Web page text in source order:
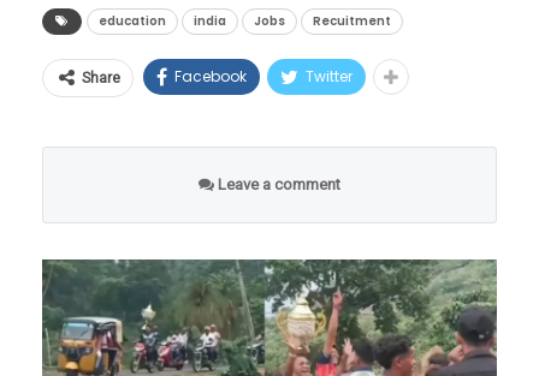
या ऐतिहासिक निर्णयाचे वित्तीय क्षेत्रातील तज्ज्ञांनी
स्वागत केले आहे. ‘रेडो-क्यू’ (RedoQ) चे मुख्य
“भारतातील कोट्यवधी पगारदार कर्मचाऱ्यांसाठी पीएफ
ही त्यांची सर्वात मोठी वित्तीय मालमत्ता आहे. ही रक्कम
त्यांच्या स्वतःच्या पैशांवर अधिक नियंत्रण मिळेल.
आणीबाणीच्या काळात तात्काळ रोखता (Liquidity)
उपलब्ध करून देणारा हा निर्णय देशाच्या डिजिटल
हस्तगत केली आणि देशाला एका अंधाऱ्या खाईत लोटले.
१९७१ मध्ये त्याने देशाचे नाव बदलून ‘झैरे’ (Zaire) केले.
या हुकूमशाहीच्या काळात कॉंगोच्या जनतेने प्रचंड छळ
सोसला.
हेही वाचा –Viral Video : माणूस एवढं कसं सहन करू
शकतो? १२ वर्षांपासून न बसलेल्या या साधूची गोष्ट…
पोहोचलो आहे. येथे सर्व काही आहे, पण मानवजात
पूर्णपणे नष्ट झाली आहे. मी या संपूर्ण ग्रहावर एकटाच
जिवंत उरलो आहे,” असा दावा हा मास्क मॅन करतो.
आश्चर्याची गोष्ट म्हणजे, तो ज्या मोबाईल फोनचा वापर
करून व्हिडिओ रेकॉर्ड करत आहे, त्यावर २०२६ ऐवजी
२०५५ हे वर्ष दिसत असल्याचा दावाही त्याने केला आहे.
तुम्हाला ‘फ्युचर-प्रूफ’ (Future-Proof) करिअर
करायचे असेल, तर आता पुस्तकी ज्ञानाच्या पलीकडे
जाऊन मानवी बुद्धिमत्ता, भावना (EQ), सर्जनशीलता
आणि थेट व्यावहारिक कौशल्यांचा (Practical Skills)
मेळ घालणारे कोर्सेस निवडावे लागतील. पुढील काळात
सर्वाधिक मागणी असणाऱ्या आणि लाखो-करोडोंचे
पॅकेज मिळवून देणाऱ्या नवीन पर्यायांचा हा एक सखोल
आणि संशोधनात्मक रिपोर्ट.
education india Jobs Recuitment
Share Facebook Twitter
Leave a comment